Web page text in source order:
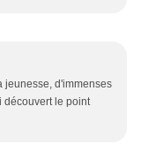
jeunesse, d'immenses
découvert le point